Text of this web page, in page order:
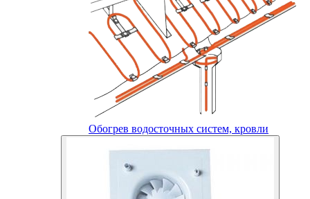
Обогрев водосточных систем, кровли